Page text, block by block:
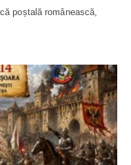
poștală românească,